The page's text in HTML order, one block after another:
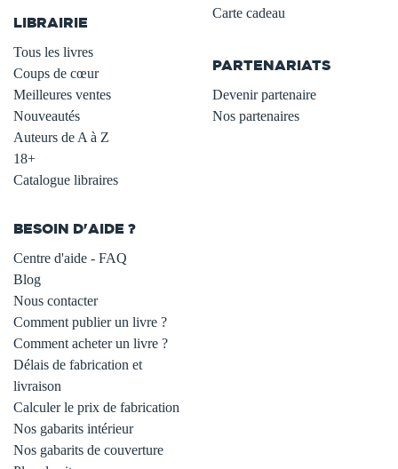
LIBRAIRIE
Tous les livres
Coups de cœur
Meilleures ventes
Nouveautés
Auteurs de A à Z
18+
Catalogue libraires
Carte cadeau
PARTENARIATS
Devenir partenaire
Nos partenaires
BESOIN D'AIDE ?
Centre d'aide - FAQ
Blog
Nous contacter
Comment publier un livre ?
Comment acheter un livre ?
Délais de fabrication et
livraison
Calculer le prix de fabrication
Nos gabarits intérieur
Nos gabarits de couverture